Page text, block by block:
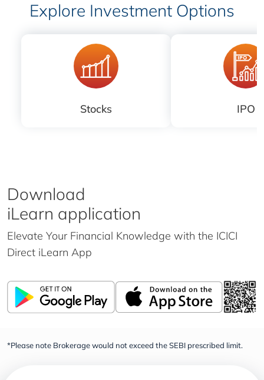
Explore Investment Options
Stocks IPO
Download
iLearn application
Elevate Your Financial Knowledge with the ICICI
Direct iLearn App
*Please note Brokerage would not exceed the SEBI prescribed limit.